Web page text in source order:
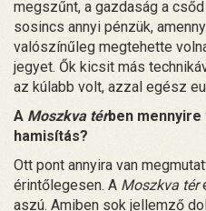
megszűnt, a gazdaság a
sosincs annyi pénzük,
valószínűleg megtehette
jegyet. Ők kicsit más
az kúlabb volt, azzal egész
A Moszkva térben
hamisítás?
Ott pont annyira van
érintőlegesen. A Moszkva tér
aszú. Amiben sok jellemző